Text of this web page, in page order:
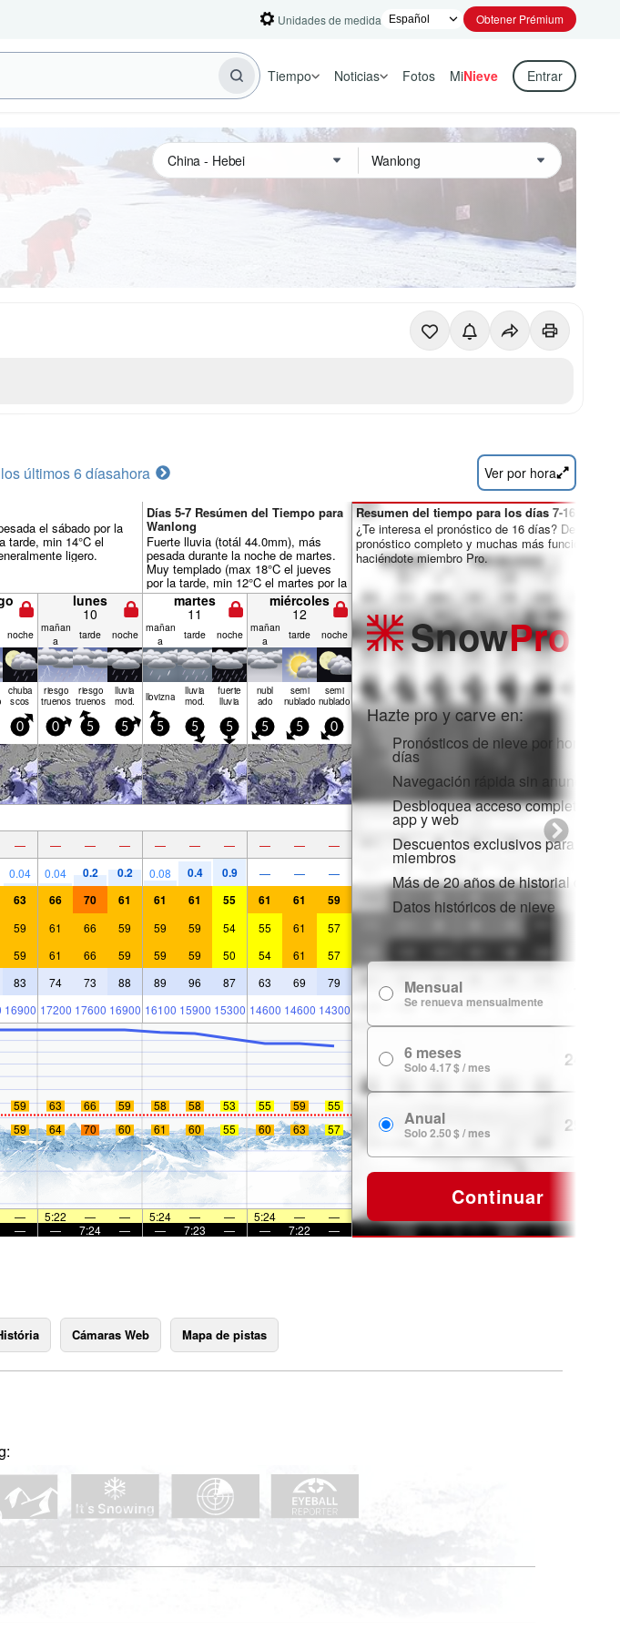
Unidades de medida Obtener Prémium
Tiempo Noticias Fotos MiNieve Entrar
últimos 6 díasahora Ver por hora
el sábado por la
tarde, min 14°C el
ligero.
Días 5-7 Resúmen del Tiempo para
Wanlong
Fuerte lluvia (totál 44.0mm), más
pesada durante la noche de martes.
Muy templado (max 18°C el jueves
por la tarde, min 12°C el martes por la
noche). El viento será generalmente
ligero.
lunes
10
martes
11
miércoles
12
noche mañan
a
tarde noche mañan
a
tarde noche mañan
a
tarde noche
chuba
scos
riesgo
truenos
riesgo
truenos
lluvia
mod. llov­izna lluvia
mod.
fuerte
lluvia
nubl
ado
semi
nublado
semi
nublado
0 0 5 5 5 5 5 5 5 0
— — — — — — — — — —
0.04 0.04 0.2 0.2 0.08 0.4 0.9 — — —
63 66 70 61 61 61 55 61 61 59
59 61 66 59 59 59 54 55 61 57
59 61 66 59 59 59 50 54 61 57
83 74 73 88 89 96 87 63 69 79
16900 17200 17600 16900 16100 15900 15300 14600 14600 14300
59 63 66 59 58 58 53 55 59
55
59 64 70 60 61 60 55 60 63 57
— 5:22 — — 5:24 — — 5:24 —
—
— — 7:24 — — 7:23 — — 7:22 —
Resumen del tiempo para los días 7-16:
¿Te interesa el pronóstico de 16 días?
pronóstico completo y muchas más funciones
haciéndote miembro Pro.
SnowPro
Hazte pro y carve en:
Pronósticos de nieve por horas y
días
Navegación rápida sin anuncios
Desbloquea acceso completo en la
app y web
Descuentos exclusivos para
miembros
Más de 20 años de historial de
Datos históricos de nieve
Mensual
Se renueva mensualmente
6 meses
Solo 4.17 $ / mes 24.99 $
Anual
Solo 2.50 $ / mes 29.99 $
Continuar
Cámaras Web Mapa de pistas